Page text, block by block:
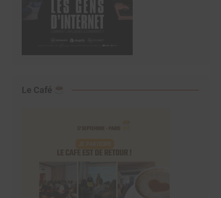
Le Café